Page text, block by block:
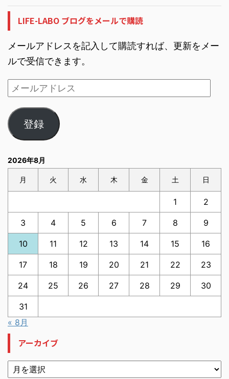
LIFE-LABO ブログをメールで購読
メールアドレスを記入して購読すれば、更新をメー
ルで受信できます。
登録
2026年8月
月 火 水 木 金 土 日
1 2
3 4 5 6 7 8 9
10 11 12 13 14 15 16
17 18 19 20 21 22 23
24 25 26 27 28 29 30
31
« 8月
アーカイブ